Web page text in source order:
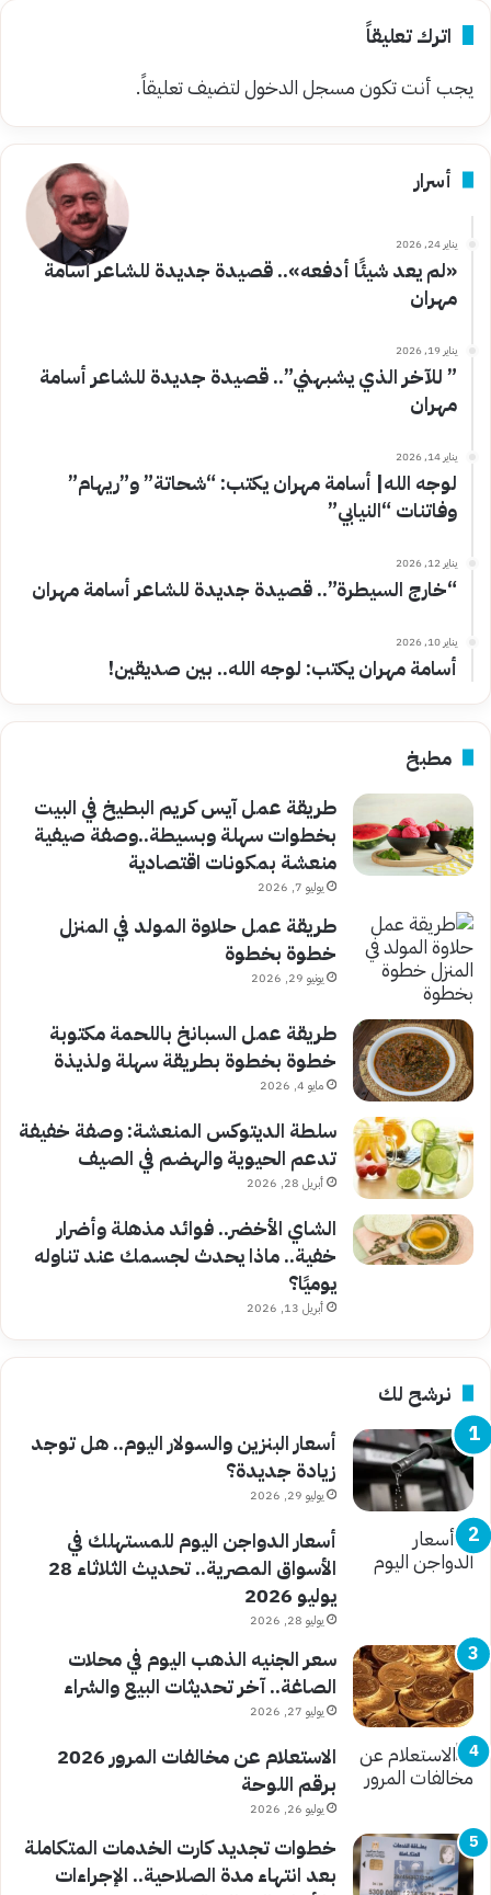
اترك تعليقاً
يجب أنت تكونمسجل الدخوللتضيف تعليقاً.
أسرار
يناير 24, 2026
«لم يعد شيئًا أدفعه».. قصيدة جديدة للشاعر أسامة
مهران
يناير 19, 2026
” للآخر الذي يشبهني”.. قصيدة جديدة للشاعر أسامة
مهران
يناير 14, 2026
لوجه الله| أسامة مهران يكتب: “شحاتة” و”ريهام”
وفاتنات “النيابي”
يناير 12, 2026
“خارج السيطرة”.. قصيدة جديدة للشاعر أسامة مهران
يناير 10, 2026
أسامة مهران يكتب: لوجه الله.. بين صديقين!
مطبخ
طريقة عمل آيس كريم البطيخ في البيت
بخطوات سهلة وبسيطة..وصفة صيفية
منعشة بمكونات اقتصادية
يوليو 7, 2026
طريقة عمل حلاوة المولد في المنزل
خطوة بخطوة
يونيو 29, 2026
طريقة عمل السبانخ باللحمة مكتوبة
خطوة بخطوة بطريقة سهلة ولذيذة
مايو 4, 2026
سلطة الديتوكس المنعشة: وصفة خفيفة
تدعم الحيوية والهضم في الصيف
أبريل 28, 2026
الشاي الأخضر.. فوائد مذهلة وأضرار
خفية.. ماذا يحدث لجسمك عند تناوله
يوميًا؟
أبريل 13, 2026
نرشح لك
أسعار البنزين والسولار اليوم.. هل توجد
زيادة جديدة؟
يوليو 29, 2026
أسعار الدواجن اليوم للمستهلك في
الأسواق المصرية.. تحديث الثلاثاء 28
يوليو 2026
يوليو 28, 2026
سعر الجنيه الذهب اليوم في محلات
الصاغة.. آخر تحديثات البيع والشراء
يوليو 27, 2026
الاستعلام عن مخالفات المرور 2026
برقم اللوحة
يوليو 26, 2026
خطوات تجديد كارت الخدمات المتكاملة
بعد انتهاء مدة الصلاحية.. الإجراءات